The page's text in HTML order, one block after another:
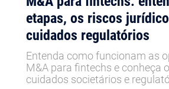
etapas, os riscos
cuidados regulatórios
Entenda como funcionam as
M&A para fintechs e conheça
cuidados societários e